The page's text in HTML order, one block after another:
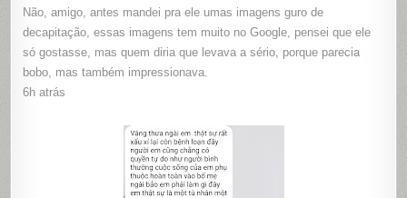
Não, amigo, antes mandei pra ele umas imagens guro de
decapitação, essas imagens tem muito no Google, pensei que ele
só gostasse, mas quem diria que levava a sério, porque parecia
bobo, mas também impressionava.
6h atrás